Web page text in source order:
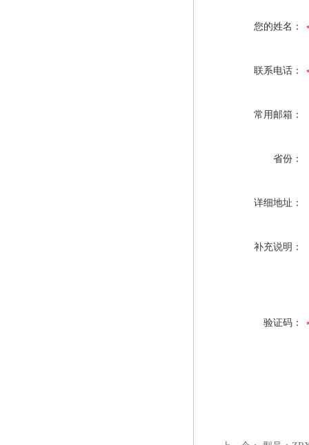
您的姓名：
联系电话：
常用邮箱：
省份：
详细地址：
补充说明：
验证码：